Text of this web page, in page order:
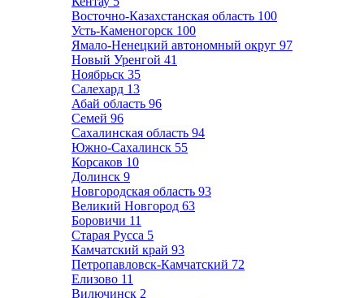
Восточно-Казахстанская область 100
Усть-Каменогорск 100
Ямало-Ненецкий автономный округ 97
Новый Уренгой 41
Ноябрьск 35
Салехард 13
Абай область 96
Семей 96
Сахалинская область 94
Южно-Сахалинск 55
Корсаков 10
Долинск 9
Новгородская область 93
Великий Новгород 63
Боровичи 11
Старая Русса 5
Камчатский край 93
Петропавловск-Камчатский 72
Елизово 11
Вилючинск 2